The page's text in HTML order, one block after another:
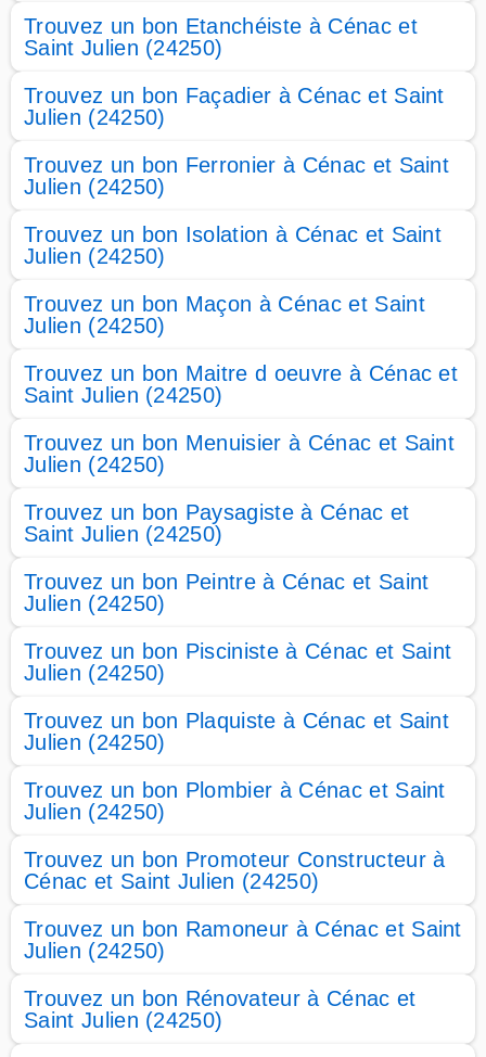
Trouvez un bon Etanchéiste à Cénac et
Saint Julien (24250)
Trouvez un bon Façadier à Cénac et Saint
Julien (24250)
Trouvez un bon Ferronier à Cénac et Saint
Julien (24250)
Trouvez un bon Isolation à Cénac et Saint
Julien (24250)
Trouvez un bon Maçon à Cénac et Saint
Julien (24250)
Trouvez un bon Maitre d oeuvre à Cénac et
Saint Julien (24250)
Trouvez un bon Menuisier à Cénac et Saint
Julien (24250)
Trouvez un bon Paysagiste à Cénac et
Saint Julien (24250)
Trouvez un bon Peintre à Cénac et Saint
Julien (24250)
Trouvez un bon Pisciniste à Cénac et Saint
Julien (24250)
Trouvez un bon Plaquiste à Cénac et Saint
Julien (24250)
Trouvez un bon Plombier à Cénac et Saint
Julien (24250)
Trouvez un bon Promoteur Constructeur à
Cénac et Saint Julien (24250)
Trouvez un bon Ramoneur à Cénac et Saint
Julien (24250)
Trouvez un bon Rénovateur à Cénac et
Saint Julien (24250)